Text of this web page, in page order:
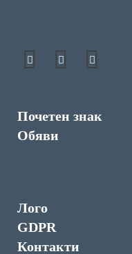
Почетен знак
Обяви
Лого
GDPR
Контакти